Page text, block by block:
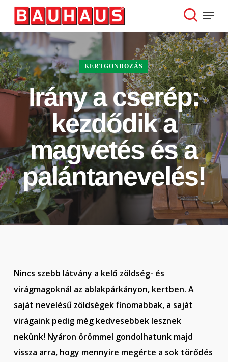
Skip
main
content
search
Menu
KERTGONDOZÁS
Irány a cserép:
kezdődik a
magvetés és a
palántanevelés!
Nincs szebb látvány a kelő zöldség- és
virágmagoknál az ablakpárkányon, kertben. A
saját nevelésű zöldségek finomabbak, a saját
virágaink pedig még kedvesebbek lesznek
nekünk! Nyáron örömmel gondolhatunk majd
vissza arra, hogy mennyire megérte a sok törődés
Close
Menu